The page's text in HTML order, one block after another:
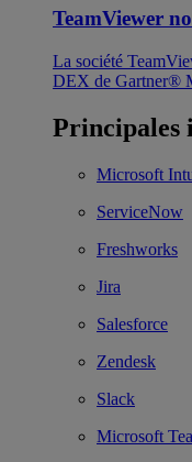
TeamViewer
La société
DEX de Gartner®
Principales
Microsoft
ServiceNow
Freshworks
Jira
Salesforce
Zendesk
Slack
Microsoft